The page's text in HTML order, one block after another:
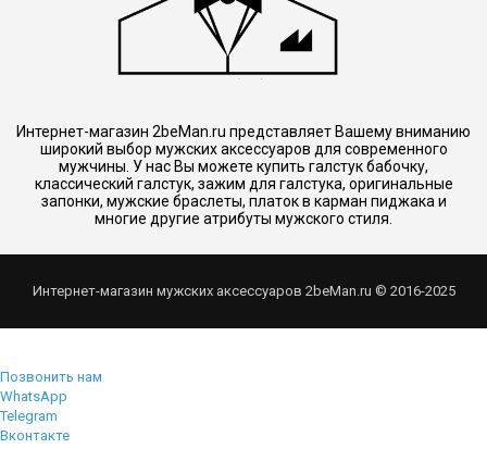
Интернет-магазин 2beMan.ru представляет Вашему вниманию
широкий выбор мужских аксессуаров для современного
мужчины. У нас Вы можете купить галстук бабочку,
классический галстук, зажим для галстука, оригинальные
запонки, мужские браслеты, платок в карман пиджака и
многие другие атрибуты мужского стиля.
Интернет-магазин мужских аксессуаров 2beMan.ru © 2016-2025
Позвонить нам
WhatsApp
Telegram
Вконтакте